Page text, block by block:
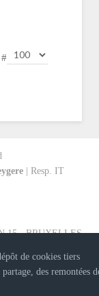
| Resp. IT
de cookies tiers
des remontées
15 - BRUXELLES